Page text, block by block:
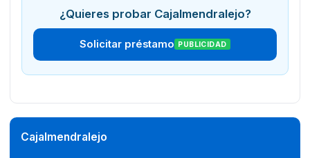
¿Quieres probar Cajalmendralejo?
Solicitar préstamo PUBLICIDAD
Cajalmendralejo